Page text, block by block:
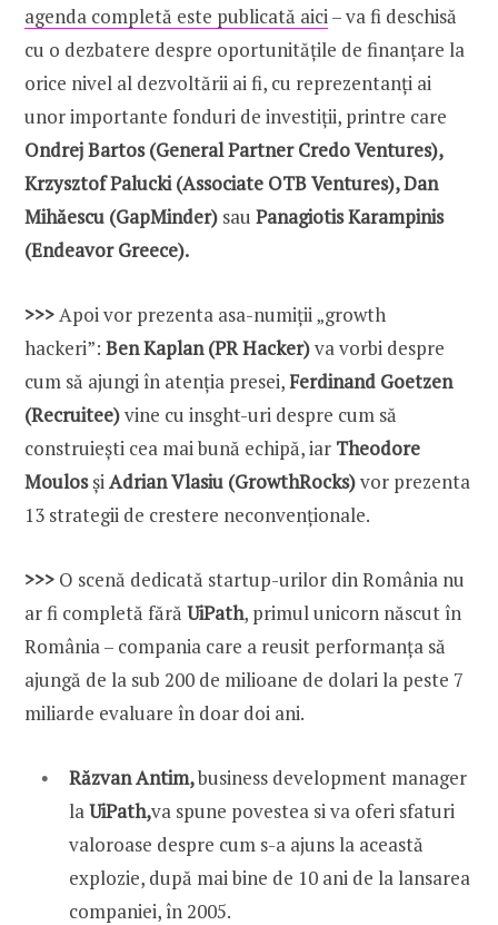
agenda completă este publicată aici– va fi deschisă
cu o dezbatere despre oportunitățile de finanțare la
orice nivel al dezvoltării ai fi, cu reprezentanți ai
unor importante fonduri de investiții, printre care
Ondrej Bartos (General Partner Credo Ventures),
Krzysztof Palucki (Associate OTB Ventures), Dan
Mihăescu (GapMinder) sau Panagiotis Karampinis
(Endeavor Greece).
>>>Apoi vor prezenta asa-numiții „growth
hackeri”: Ben Kaplan (PR Hacker)va vorbi despre
cum să ajungi în atenția presei,Ferdinand Goetzen
(Recruitee)vine cu insght-uri despre cum să
construiești cea mai bună echipă, iar Theodore
MoulosșiAdrian Vlasiu (GrowthRocks)vor prezenta
13 strategii de crestere neconvenționale.
>>> O scenă dedicată startup-urilor din România nu
ar fi completă fără UiPath, primul unicorn născut în
România – compania care a reusit performanța să
ajungă de la sub 200 de milioane de dolari la peste 7
miliarde evaluare în doar doi ani.
Răzvan Antim,business development manager
laUiPath,va spune povestea si va oferi sfaturi
valoroase despre cum s-a ajuns la această
explozie, după mai bine de 10 ani de la lansarea
companiei, în 2005.